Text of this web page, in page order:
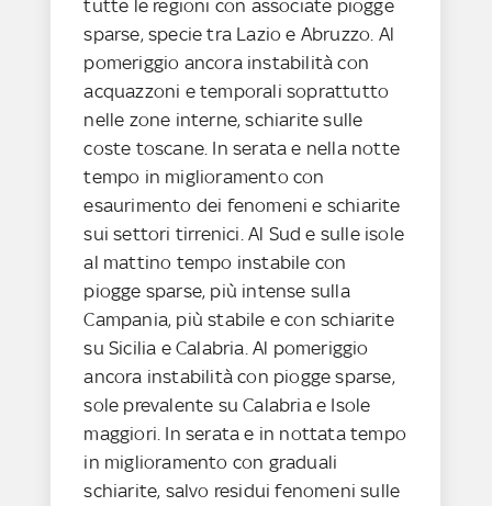
tutte le regioni con associate piogge
sparse, specie tra Lazio e Abruzzo. Al
pomeriggio ancora instabilità con
acquazzoni e temporali soprattutto
nelle zone interne, schiarite sulle
coste toscane. In serata e nella notte
tempo in miglioramento con
esaurimento dei fenomeni e schiarite
sui settori tirrenici. Al Sud e sulle isole
al mattino tempo instabile con
piogge sparse, più intense sulla
Campania, più stabile e con schiarite
su Sicilia e Calabria. Al pomeriggio
ancora instabilità con piogge sparse,
sole prevalente su Calabria e Isole
maggiori. In serata e in nottata tempo
in miglioramento con graduali
schiarite, salvo residui fenomeni sulle